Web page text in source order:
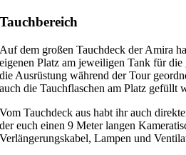
Tauchbereich
Auf dem großen Tauchdeck der Amira
eigenen Platz am jeweiligen Tank für die
die Ausrüstung während der Tour
auch die Tauchflaschen am Platz gefüllt
Vom Tauchdeck aus habt ihr auch
der euch einen 9 Meter langen
Verlängerungskabel, Lampen und